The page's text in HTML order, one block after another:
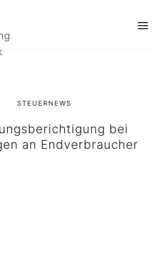
STEUERNEWS
bei
an Endverbraucher